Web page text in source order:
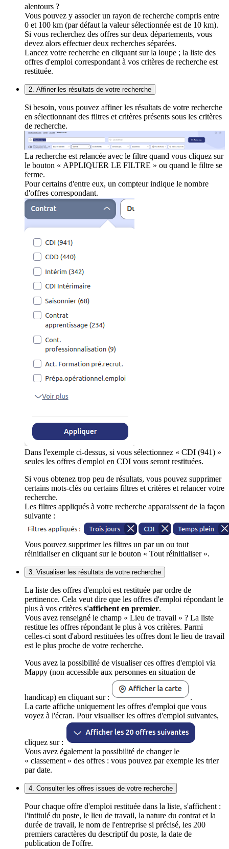
alentours ?
Vous pouvez y associer un rayon de recherche compris entre
0 et 100 km (par défaut la valeur sélectionnée est de 10 km).
Si vous recherchez des offres sur deux départements, vous
devez alors effectuer deux recherches séparées.
Lancez votre recherche en cliquant sur la loupe ; la liste des
offres d'emploi correspondant à vos critères de recherche est
restituée.
2. Affiner les résultats de votre recherche
Si besoin, vous pouvez affiner les résultats de votre recherche
en sélectionnant des filtres et critères présents sous les critères
de recherche.
La recherche est relancée avec le filtre quand vous cliquez sur
le bouton « APPLIQUER LE FILTRE » ou quand le filtre se
ferme.
Pour certains d'entre eux, un compteur indique le nombre
d'offres correspondant.
Dans l'exemple ci-dessus, si vous sélectionnez « CDI (941) »
seules les offres d'emploi en CDI vous seront restituées.
Si vous obtenez trop peu de résultats, vous pouvez supprimer
certains mots-clés ou certains filtres et critères et relancer votre
recherche.
Les filtres appliqués à votre recherche apparaissent de la façon
suivante :
Vous pouvez supprimer les filtres un par un ou tout
réinitialiser en cliquant sur le bouton « Tout réinitialiser ».
3. Visualiser les résultats de votre recherche
La liste des offres d'emploi est restituée par ordre de
pertinence. Cela veut dire que les offres d'emploi répondant le
plus à vos critères s'affichent en premier.
Vous avez renseigné le champ « Lieu de travail » ? La liste
restitue les offres répondant le plus à vos critères. Parmi
celles-ci sont d'abord restituées les offres dont le lieu de travail
est le plus proche de votre recherche.
Vous avez la possibilité de visualiser ces offres d'emploi via
Mappy (non accessible aux personnes en situation de
handicap) en cliquant sur :
.
La carte affiche uniquement les offres d'emploi que vous
voyez à l'écran. Pour visualiser les offres d'emploi suivantes,
cliquez sur :
Vous avez également la possibilité de changer le
« classement » des offres : vous pouvez par exemple les trier
par date.
4. Consulter les offres issues de votre recherche
Pour chaque offre d'emploi restituée dans la liste, s'affichent :
l'intitulé du poste, le lieu de travail, la nature du contrat et la
durée de travail, le nom de l'entreprise si précisé, les 200
premiers caractères du descriptif du poste, la date de
publication de l'offre.